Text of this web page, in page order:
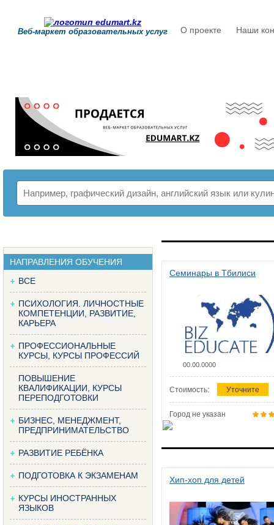
Веб-маркет образовательных услуг О проекте Наши
НАПРАВЛЕНИЯ ОБУЧЕНИЯ
ВСЕ
ПСИХОЛОГИЯ. ЛИЧНОСТНЫЕ
КОМПЕТЕНЦИИ, РАЗВИТИЕ,
КАРЬЕРА
ПРОФЕССИОНАЛЬНЫЕ
КУРСЫ, КУРСЫ ПРОФЕССИЙ
ПОВЫШЕНИЕ
КВАЛИФИКАЦИИ, КУРСЫ
ПЕРЕПОДГОТОВКИ
БИЗНЕС, МЕНЕДЖМЕНТ,
ПРЕДПРИНИМАТЕЛЬСТВО
РАЗВИТИЕ РЕБЁНКА
ПОДГОТОВКА К ЭКЗАМЕНАМ
КУРСЫ ИНОСТРАННЫХ
ЯЗЫКОВ
Семинары в Тбилиси
00.00.0000
Стоимость: Уточните
Город не указан
Хип-хоп для детей